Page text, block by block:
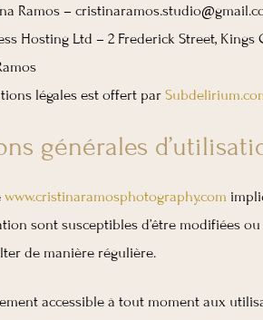
Ramos –
Hosting Ltd – 2 Frederick Street, Kings
légales est offert par
générales
www.cristinaramosphotography.com
sont susceptibles d’être modifiées
de manière régulière.
accessible à tout moment aux